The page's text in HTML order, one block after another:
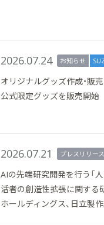
2026.07.24 お知らせ
オリジナルグッズ作成・販
公式限定グッズを販売開始
2026.07.21 プレスリリース
AIの先端研究開発を行う「
活者の創造性拡張に関する
ホールディングス、日立製